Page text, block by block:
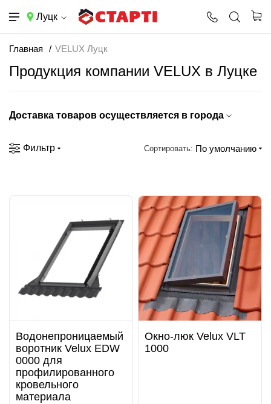
Луцк
Главная VELUX Луцк
Продукция компании VELUX в Луцке
Доставка товаров осуществляется в города
Фильтр Сортировать: По умолчанию
Водонепроницаемый
воротник Velux EDW
0000 для
профилированного
кровельного
материала
Окно-люк Velux VLT
1000